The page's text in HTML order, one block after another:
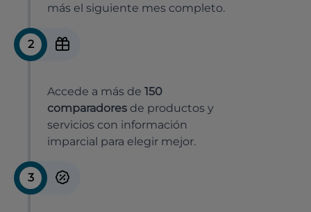
más el siguiente mes completo.
2
Accede a más de 150
comparadores de productos y
servicios con información
imparcial para elegir mejor.
3